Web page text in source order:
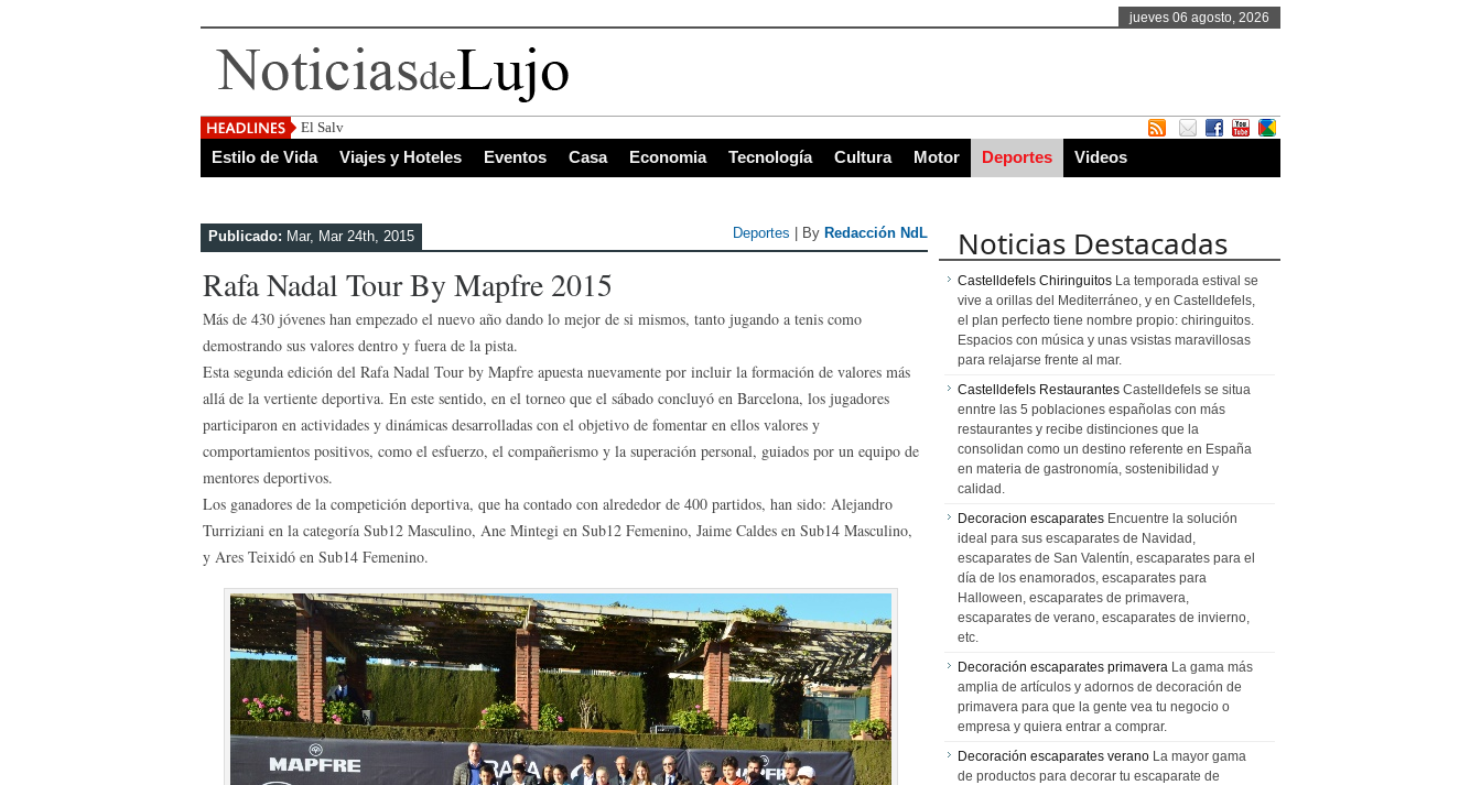
jueves 06 agosto, 2026
El Salvador, uno de los destinos con
Estilo de Vida Viajes y Hoteles Eventos Casa Economia Tecnología Cultura Motor Deportes Videos
Publicado: Mar, Mar 24th, 2015 Deportes | By Redacción NdL
Rafa Nadal Tour By Mapfre 2015
Más de 430 jóvenes han empezado el nuevo año dando lo mejor de si mismos, tanto jugando a tenis como
demostrando sus valores dentro y fuera de la pista.
Esta segunda edición del Rafa Nadal Tour by Mapfre apuesta nuevamente por incluir la formación de valores más
allá de la vertiente deportiva. En este sentido, en el torneo que el sábado concluyó en Barcelona, los jugadores
participaron en actividades y dinámicas desarrolladas con el objetivo de fomentar en ellos valores y
comportamientos positivos, como el esfuerzo, el compañerismo y la superación personal, guiados por un equipo de
mentores deportivos.
Los ganadores de la competición deportiva, que ha contado con alrededor de 400 partidos, han sido: Alejandro
Turriziani en la categoría Sub12 Masculino, Ane Mintegi en Sub12 Femenino, Jaime Caldes en Sub14 Masculino,
y Ares Teixidó en Sub14 Femenino.
Noticias Destacadas
Castelldefels Chiringuitos La temporada estival se
vive a orillas del Mediterráneo, y en Castelldefels,
el plan perfecto tiene nombre propio: chiringuitos.
Espacios con música y unas vsistas maravillosas
para relajarse frente al mar.
Castelldefels Restaurantes Castelldefels se situa
enntre las 5 poblaciones españolas con más
restaurantes y recibe distinciones que la
consolidan como un destino referente en España
en materia de gastronomía, sostenibilidad y
calidad.
Decoracion escaparates Encuentre la solución
ideal para sus escaparates de Navidad,
escaparates de San Valentín, escaparates para el
día de los enamorados, escaparates para
Halloween, escaparates de primavera,
escaparates de verano, escaparates de invierno,
etc.
Decoración escaparates primavera La gama más
amplia de artículos y adornos de decoración de
primavera para que la gente vea tu negocio o
empresa y quiera entrar a comprar.
Decoración escaparates verano La mayor gama
de productos para decorar tu escaparate de